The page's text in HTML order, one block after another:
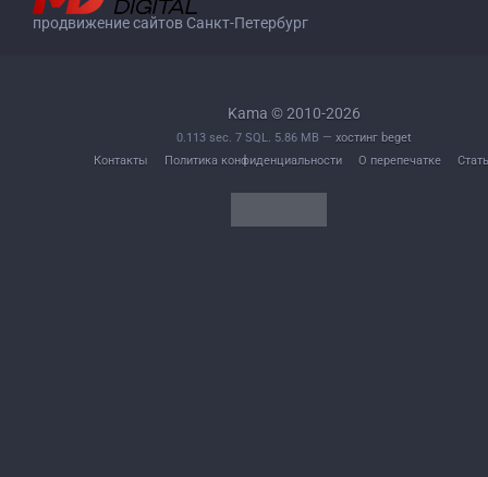
продвижение сайтов Санкт-Петербург
Kama © 2010-2026
0.113 sec. 7 SQL. 5.86 MB — хостинг beget
Контакты
Политика конфиденциальности О перепечатке